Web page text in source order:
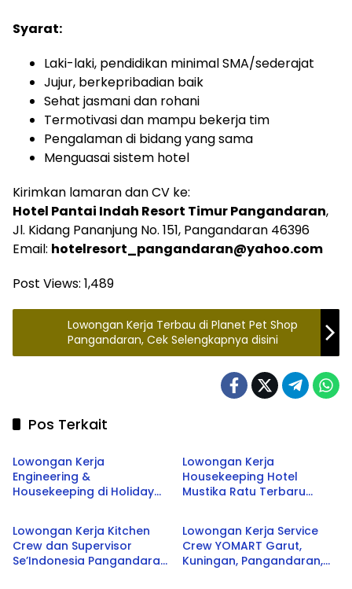
Syarat:
Laki-laki, pendidikan minimal SMA/sederajat
Jujur, berkepribadian baik
Sehat jasmani dan rohani
Termotivasi dan mampu bekerja tim
Pengalaman di bidang yang sama
Menguasai sistem hotel
Kirimkan lamaran dan CV ke:
Hotel Pantai Indah Resort Timur Pangandaran,
Jl. Kidang Pananjung No. 151, Pangandaran 46396
Email: hotelresort_pangandaran@yahoo.com
Post Views: 1,489
Lowongan Kerja Terbau di Planet Pet Shop
Pangandaran, Cek Selengkapnya disini
Pos Terkait
Pangandaran
Lowongan Kerja
Engineering &
Housekeeping di Holiday
Lowongan Kerja
Housekeeping Hotel
Mustika Ratu Terbaru
Pangandaran
Lowongan Kerja Kitchen
Crew dan Supervisor
Se’Indonesia Pangandaran
Ciamis
Lowongan Kerja Service
Crew YOMART Garut,
Kuningan, Pangandaran,
Pangandaran Pangandaran